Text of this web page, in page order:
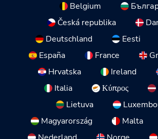
Belgium
Česká republika
Deutschland
Eesti
España
France
Hrvatska
Ireland
Italia
Κύπρος
Lietuva
Magyarország
Malta